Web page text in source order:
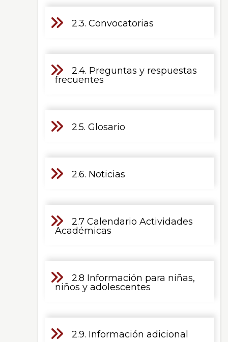
2.3. Convocatorias
2.4. Preguntas y respuestas
frecuentes
2.5. Glosario
2.6. Noticias
2.7 Calendario Actividades
Académicas
2.8 Información para niñas,
niños y adolescentes
2.9. Información adicional